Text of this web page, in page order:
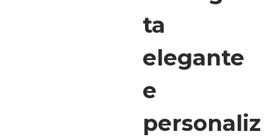
ta
elegante
e
personaliz